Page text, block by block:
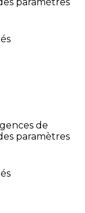
de
paramètres